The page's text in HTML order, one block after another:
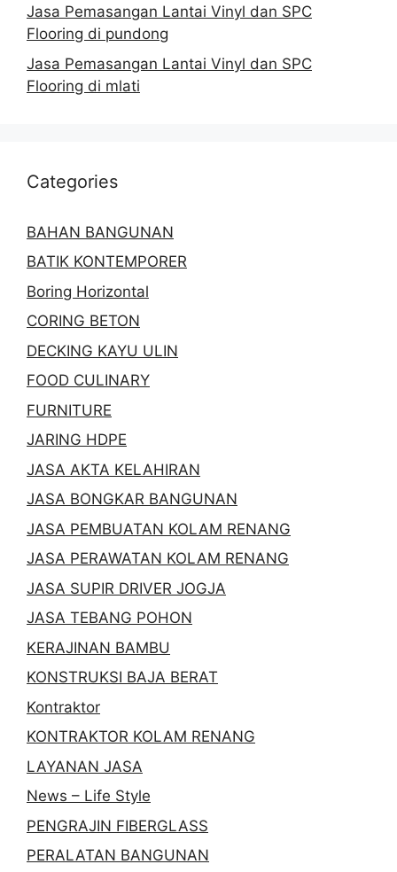
Jasa Pemasangan Lantai Vinyl dan SPC
Flooring di pundong
Jasa Pemasangan Lantai Vinyl dan SPC
Flooring di mlati
Categories
BAHAN BANGUNAN
BATIK KONTEMPORER
Boring Horizontal
CORING BETON
DECKING KAYU ULIN
FOOD CULINARY
FURNITURE
JARING HDPE
JASA AKTA KELAHIRAN
JASA BONGKAR BANGUNAN
JASA PEMBUATAN KOLAM RENANG
JASA PERAWATAN KOLAM RENANG
JASA SUPIR DRIVER JOGJA
JASA TEBANG POHON
KERAJINAN BAMBU
KONSTRUKSI BAJA BERAT
Kontraktor
KONTRAKTOR KOLAM RENANG
LAYANAN JASA
News – Life Style
PENGRAJIN FIBERGLASS
PERALATAN BANGUNAN